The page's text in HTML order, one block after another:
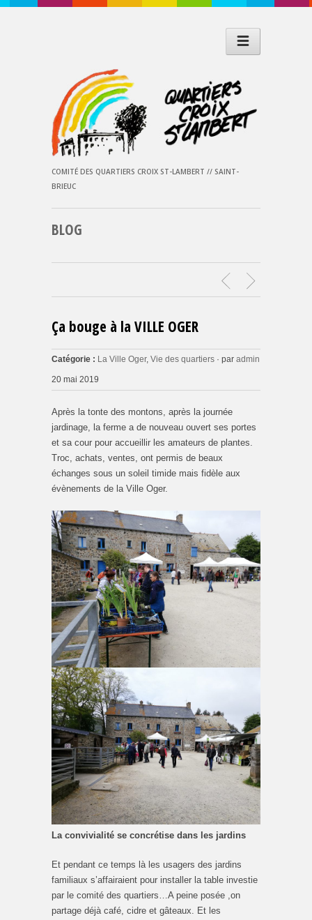
COMITÉ DES QUARTIERS CROIX ST-LAMBERT // SAINT-
BRIEUC
BLOG
Ça bouge à la VILLE OGER
Catégorie : La Ville Oger, Vie des quartiers · par admin
20 mai 2019
Après la tonte des montons, après la journée
jardinage, la ferme a de nouveau ouvert ses portes
et sa cour pour accueillir les amateurs de plantes.
Troc, achats, ventes, ont permis de beaux
échanges sous un soleil timide mais fidèle aux
évènements de la Ville Oger.
La convivialité se concrétise dans les jardins
Et pendant ce temps là les usagers des jardins
familiaux s’affairaient pour installer la table investie
par le comité des quartiers…A peine posée ,on
partage déjà café, cidre et gâteaux. Et les